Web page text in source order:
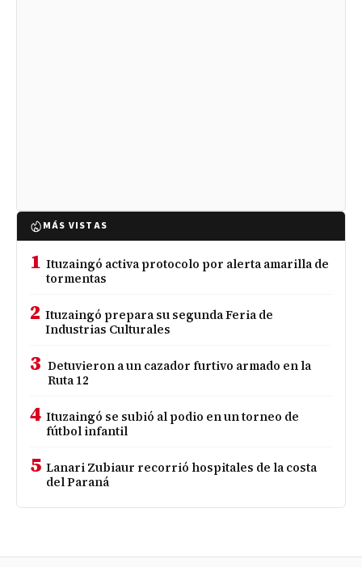
MÁS VISTAS
1 Ituzaingó activa protocolo por alerta amarilla de
tormentas
2 Ituzaingó prepara su segunda Feria de
Industrias Culturales
3 Detuvieron a un cazador furtivo armado en la
Ruta 12
4 Ituzaingó se subió al podio en un torneo de
fútbol infantil
5 Lanari Zubiaur recorrió hospitales de la costa
del Paraná